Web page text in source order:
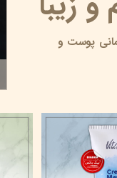
پوست و